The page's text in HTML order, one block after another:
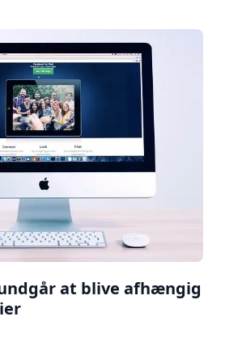
at blive afhængig